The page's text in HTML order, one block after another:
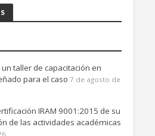
taller de capacitación en
para el caso 7 de agosto de
IRAM 9001:2015 de su
de las actividades académicas